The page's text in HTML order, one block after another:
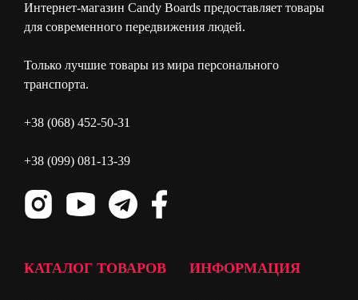
Интернет-магазин Candy Boards предоставляет товары
для современного передвижения людей.
Только лучшие товары из мира персонального
транспорта.
+38 (068) 452-50-31
+38 (099) 081-13-39
КАТАЛОГ ТОВАРОВ ИНФОРМАЦИЯ